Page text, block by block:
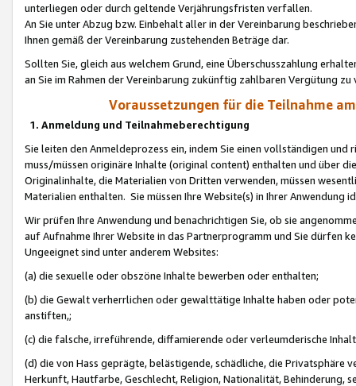
unterliegen oder durch geltende Verjährungsfristen verfallen.
An Sie unter Abzug bzw. Einbehalt aller in der Vereinbarung
Ihnen gemäß der Vereinbarung zustehenden Beträge dar.
Sollten Sie, gleich aus welchem Grund, eine Überschusszahlung
an Sie im Rahmen der Vereinbarung zukünftig zahlbaren Vergütung zu
Voraussetzungen für die Teilnahme
1. Anmeldung und Teilnahmeberechtigung
Sie leiten den Anmeldeprozess ein, indem Sie einen vollständigen
muss/müssen originäre Inhalte (original content) enthalten und über
Originalinhalte, die Materialien von Dritten verwenden, müssen
Materialien enthalten. Sie müssen Ihre Website(s) in Ihrer Anwendung
Wir prüfen Ihre Anwendung und benachrichtigen Sie, ob sie
auf Aufnahme Ihrer Website in das Partnerprogramm und Sie dürfen
Ungeeignet sind unter anderem Websites:
(a) die sexuelle oder obszöne Inhalte bewerben oder enthalten;
(b) die Gewalt verherrlichen oder gewalttätige Inhalte haben oder
anstiften,;
(c) die falsche, irreführende, diffamierende oder verleumderische
(d) die von Hass geprägte, belästigende, schädliche, die Privatsphäre
Herkunft, Hautfarbe, Geschlecht, Religion, Nationalität, Behinderung,